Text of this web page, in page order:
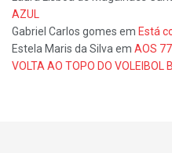
AZUL
Gabriel Carlos gomes em Está
Estela Maris da Silvaem AOS
VOLTA AO TOPO DO VOLEIBOL